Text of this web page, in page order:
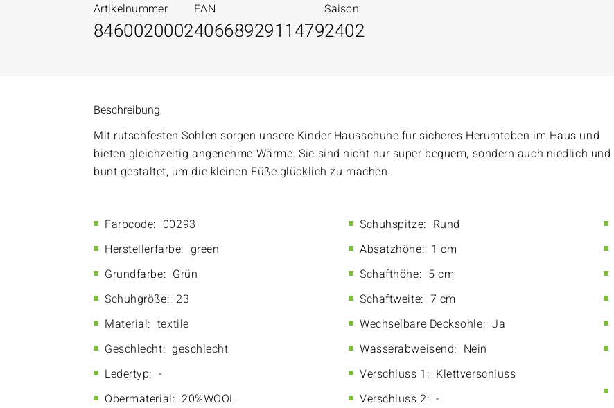
Artikelnummer
8460020002
EAN
4066892911479
Saison
2402
Beschreibung
Mit rutschfesten Sohlen sorgen unsere Kinder Hausschuhe für sicheres Herumtoben im Haus und
bieten gleichzeitig angenehme Wärme. Sie sind nicht nur super bequem, sondern auch niedlich und
bunt gestaltet, um die kleinen Füße glücklich zu machen.
Farbcode: 00293
Herstellerfarbe: green
Grundfarbe: Grün
Schuhgröße: 23
Material: textile
Geschlecht: geschlecht
Ledertyp: -
Obermaterial: 20%WOOL
Schuhspitze: Rund
Absatzhöhe: 1 cm
Schafthöhe: 5 cm
Schaftweite: 7 cm
Wechselbare Decksohle: Ja
Wasserabweisend: Nein
Verschluss 1: Klettverschluss
Verschluss 2: -